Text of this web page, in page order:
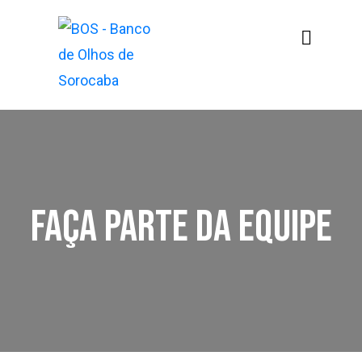
faça parte da equipe